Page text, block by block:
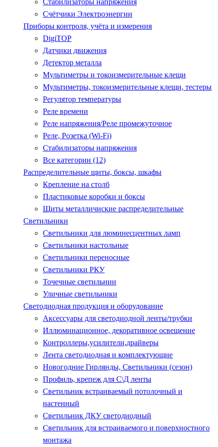
Стабилизаторы напряжения
Счётчики Электроэнергии
Приборы контроля, учёта и измерения
DigiTOP
Датчики движения
Детектор металла
Мультиметры и токоизмерительные клещи
Мультиметры, токоизмерительные клещи, тестеры
Регулятор температуры
Реле времени
Реле напряжения/Реле промежуточное
Реле, Розетка (Wi-Fi)
Стабилизаторы напряжения
Все категории (12)
Распределительные щиты, боксы, шкафы
Крепление на столб
Пластиковые коробки и боксы
Щиты металличиские распределительные
Светильники
Светильники для люминесцентных ламп
Светильники настольные
Светильники переносные
Светильники РКУ
Точечные светильнии
Уличные светильники
Светодиодная продукция и оборудование
Аксессуары для светодиодной ленты/трубки
Иллюминационное, декоративное освещение
Контроллеры,усилители,драйверы
Лента светодиодная и комплектующие
Новогодние Гирлянды, Светильники (сезон)
Профиль, крепеж для С\Д ленты
Светильник встраиваемый потолочный и
настенный
Светильник ДКУ светодиодный
Светильник для встраиваемого и поверхностного
монтажа